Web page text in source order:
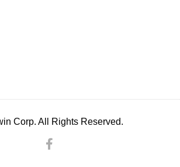
Corp. All Rights Reserved.